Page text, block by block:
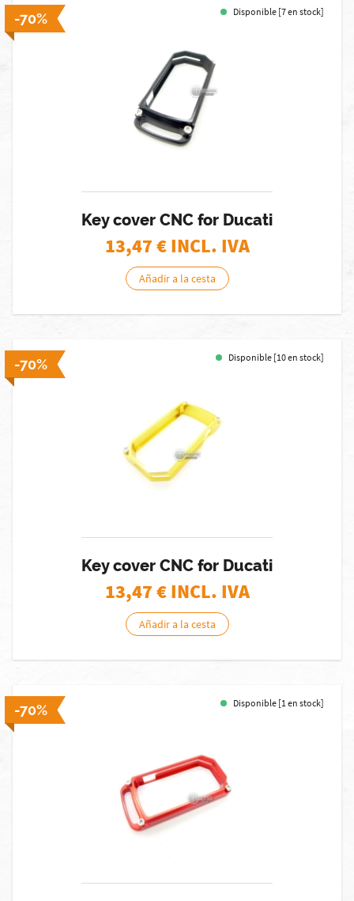
-70% Disponible [7 en stock]
Key cover CNC for Ducati
13,47€ INCL. IVA
Añadir a la cesta
-70% Disponible [10 en stock]
Key cover CNC for Ducati
13,47€ INCL. IVA
Añadir a la cesta
-70% Disponible [1 en stock]